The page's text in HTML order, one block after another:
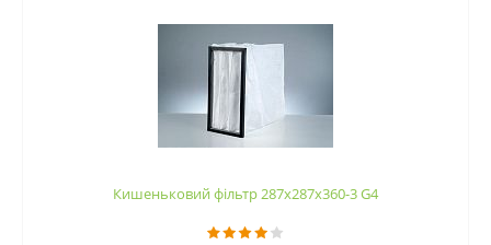
Кишеньковий фільтр 287х287х360-3 G4